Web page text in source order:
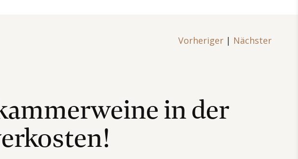
Vorheriger | Nächster
in der